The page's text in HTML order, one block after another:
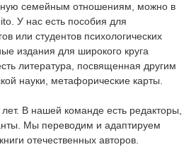
семейным отношениям, можно в
У нас есть пособия для
или студентов психологических
издания для широкого круга
литература, посвященная другим
науки, метафорические карты.
В нашей команде есть редакторы,
Мы переводим и адаптируем
отечественных авторов.